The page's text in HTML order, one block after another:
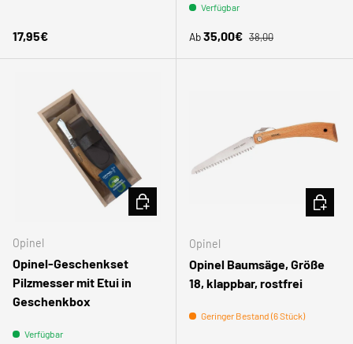
Normaler Preis
17,95€
Verfügbar
Verkaufspreis
Ab35,00€ Normaler Preis
38,00
Opinel
Opinel-Geschenkset
Pilzmesser mit Etui in
Geschenkbox
Verfügbar
IN DEN WARENKORB
Opinel
Opinel Baumsäge, Größe
18, klappbar, rostfrei
Geringer Bestand (6 Stück)
IN DEN